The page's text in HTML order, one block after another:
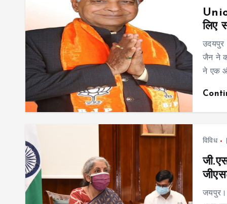
लिए
उदयपुर
जैन ने
ने एक
विविध
जयपुर।